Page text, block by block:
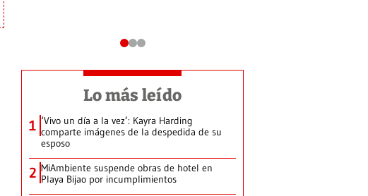
Lo más leído
1 ‘Vivo un día a la vez’: Kayra Harding
comparte imágenes de la despedida de su
esposo
2 MiAmbiente suspende obras de hotel en
Playa Bijao por incumplimientos